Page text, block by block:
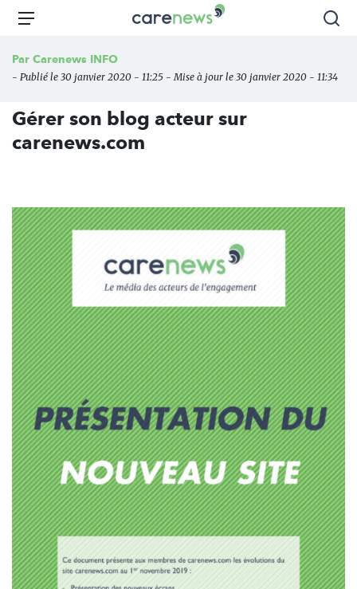
Aller
principal
Carenews,
des
l'engagement
Menu
Par Carenews INFO
- Publié le 30 janvier 2020 - 11:25 - Mise à jour le 30 janvier 2020 - 11:34
Gérer son blog acteur sur
carenews.com